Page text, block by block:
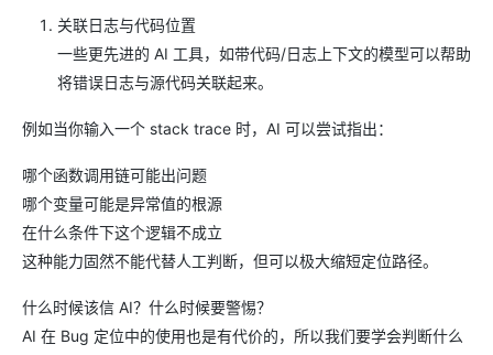
关联日志与代码位置
一些更先进的 AI 工具，如带代码/日志上下文的模型可以帮助
将错误日志与源代码关联起来。
例如当你输入一个 stack trace 时，AI 可以尝试指出：
哪个函数调用链可能出问题
哪个变量可能是异常值的根源
在什么条件下这个逻辑不成立
这种能力固然不能代替人工判断，但可以极大缩短定位路径。
什么时候该信 AI？什么时候要警惕？
AI 在 Bug 定位中的使用也是有代价的，所以我们要学会判断什么